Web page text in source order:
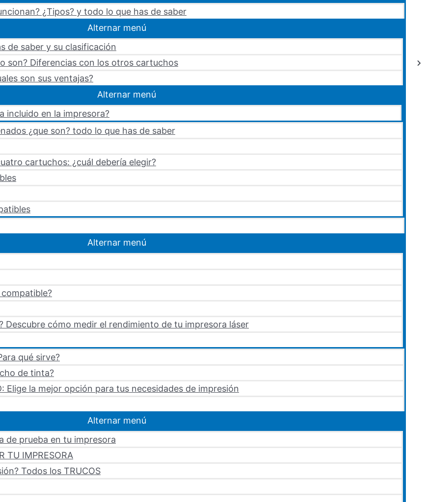
¿Tipos? y todo lo que has de saber
Alternar menú
de saber y su clasificación
son? Diferencias con los otros cartuchos
son sus ventajas?
Alternar menú
incluido en la impresora?
¿que son? todo lo que has de saber
cartuchos: ¿cuál debería elegir?
Alternar menú
Descubre cómo medir el rendimiento de tu impresora láser
qué sirve?
de tinta?
Elige la mejor opción para tus necesidades de impresión
Alternar menú
de prueba en tu impresora
TU IMPRESORA
Todos los TRUCOS